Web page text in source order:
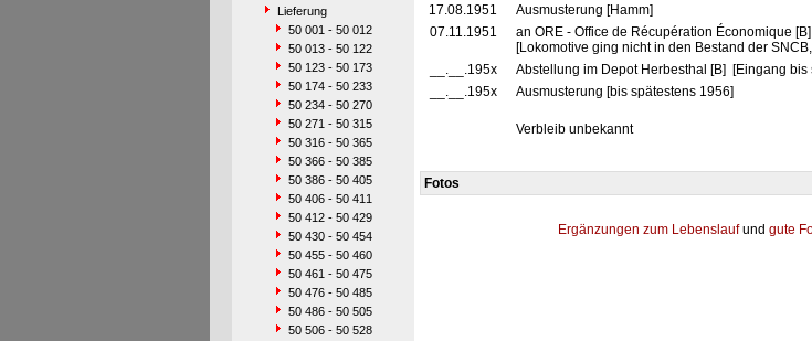
Lieferung
50 001 - 50 012
50 013 - 50 122
50 123 - 50 173
50 174 - 50 233
50 234 - 50 270
50 271 - 50 315
50 316 - 50 365
50 366 - 50 385
50 386 - 50 405
50 406 - 50 411
50 412 - 50 429
50 430 - 50 454
50 455 - 50 460
50 461 - 50 475
50 476 - 50 485
50 486 - 50 505
50 506 - 50 528
17.08.1951
Ausmusterung [Hamm]
07.11.1951
an ORE - Office de Récupération Économique
[Lokomotive ging nicht in den Bestand der
__.__.195x
Abstellung im Depot Herbesthal [B] [Eingang bis
__.__.195x
Ausmusterung [bis spätestens 1956]
Verbleib unbekannt
Fotos
Ergänzungen zum Lebenslaufund gute